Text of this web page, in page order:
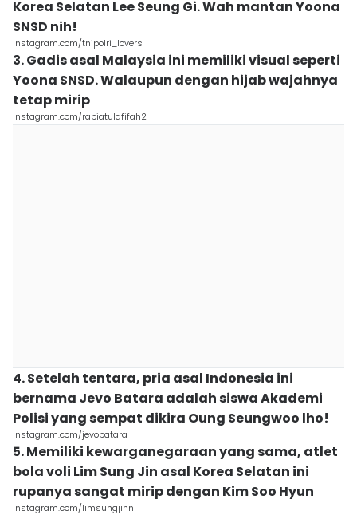
Korea Selatan Lee Seung Gi. Wah mantan Yoona
SNSD nih!
Instagram.com/tnipolri_lovers
3. Gadis asal Malaysia ini memiliki visual seperti
Yoona SNSD. Walaupun dengan hijab wajahnya
tetap mirip
Instagram.com/rabiatulafifah2
4. Setelah tentara, pria asal Indonesia ini
bernama Jevo Batara adalah siswa Akademi
Polisi yang sempat dikira Oung Seungwoo lho!
Instagram.com/jevobatara
5. Memiliki kewarganegaraan yang sama, atlet
bola voli Lim Sung Jin asal Korea Selatan ini
rupanya sangat mirip dengan Kim Soo Hyun
Instagram.com/limsungjinn